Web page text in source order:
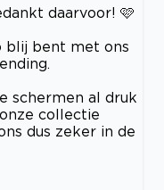
daarvoor! 🩷
blij bent met ons
schermen al druk
collectie
dus zeker in de